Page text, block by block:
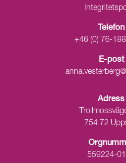
Telefon
+46 (0) 76-
E-post
Adress
754 72
559224-